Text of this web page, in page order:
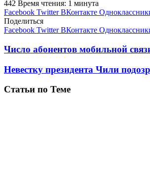
442 Время чтения: 1 минута
Facebook Twitter ВКонтакте
Поделиться
Facebook Twitter ВКонтакте
Число абонентов мобильной
Невестку президента Чили
Статьи по Теме